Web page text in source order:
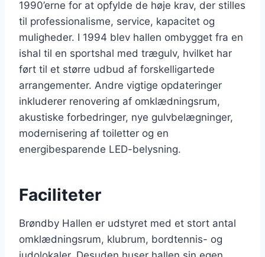
1990’erne for at opfylde de høje krav, der stilles
til professionalisme, service, kapacitet og
muligheder. I 1994 blev hallen ombygget fra en
ishal til en sportshal med trægulv, hvilket har
ført til et større udbud af forskelligartede
arrangementer. Andre vigtige opdateringer
inkluderer renovering af omklædningsrum,
akustiske forbedringer, nye gulvbelægninger,
modernisering af toiletter og en
energibesparende LED-belysning.
Faciliteter
Brøndby Hallen er udstyret med et stort antal
omklædningsrum, klubrum, bordtennis- og